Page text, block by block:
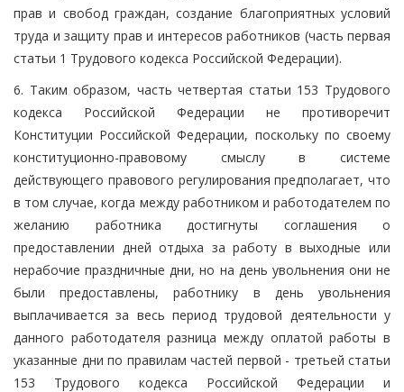
прав и свобод граждан, создание благоприятных условий
труда и защиту прав и интересов работников (часть первая
статьи 1 Трудового кодекса Российской Федерации).
6. Таким образом, часть четвертая статьи 153 Трудового
кодекса Российской Федерации не противоречит
Конституции Российской Федерации, поскольку по своему
конституционно-правовому смыслу в системе
действующего правового регулирования предполагает, что
в том случае, когда между работником и работодателем по
желанию работника достигнуты соглашения о
предоставлении дней отдыха за работу в выходные или
нерабочие праздничные дни, но на день увольнения они не
были предоставлены, работнику в день увольнения
выплачивается за весь период трудовой деятельности у
данного работодателя разница между оплатой работы в
указанные дни по правилам частей первой - третьей статьи
153 Трудового кодекса Российской Федерации и